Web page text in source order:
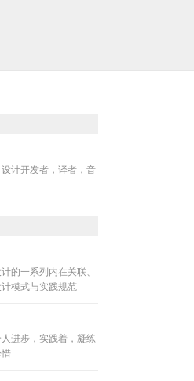
计开发者，译者，音
的一系列内在关联、
模式与实践规范
进步，实践着，凝练